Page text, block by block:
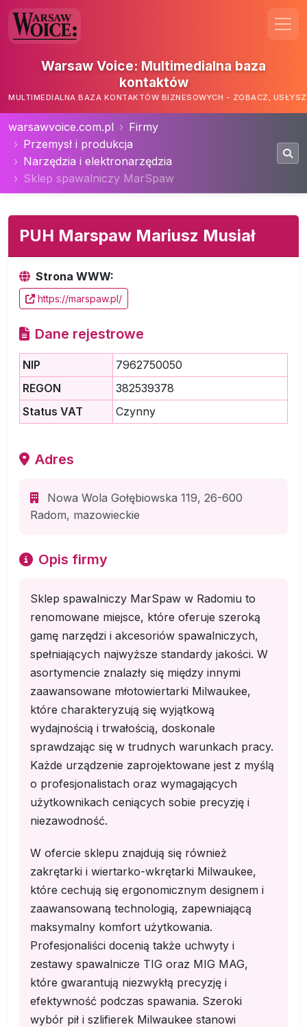
Warsaw Voice: Multimedialna baza
kontaktów
MULTIMEDIALNA BAZA KONTAKTÓW BIZNESOWYCH - ZOBACZ,
warsawvoice.com.pl
Firmy
Przemysł i produkcja
Narzędzia i elektronarzędzia
Sklep spawalniczy MarSpaw
PUH Marspaw Mariusz Musiał
Strona WWW:
https://marspaw.pl/
Dane rejestrowe
NIP
7962750050
REGON
382539378
Status VAT
Czynny
Adres
Nowa Wola Gołębiowska 119, 26-600
Radom, mazowieckie
Opis firmy
Sklep spawalniczy MarSpaw w Radomiu to
renomowane miejsce, które oferuje szeroką
gamę narzędzi i akcesoriów spawalniczych,
spełniających najwyższe standardy jakości. W
asortymencie znalazły się między innymi
zaawansowane młotowiertarki Milwaukee,
które charakteryzują się wyjątkową
wydajnością i trwałością, doskonale
sprawdzając się w trudnych warunkach pracy.
Każde urządzenie zaprojektowane jest z myślą
o profesjonalistach oraz wymagających
użytkownikach ceniących sobie precyzję i
niezawodność.
W ofercie sklepu znajdują się również
zakrętarki i wiertarko-wkrętarki Milwaukee,
które cechują się ergonomicznym designem i
zaawansowaną technologią, zapewniającą
maksymalny komfort użytkowania.
Profesjonaliści docenią także uchwyty i
zestawy spawalnicze TIG oraz MIG MAG,
które gwarantują niezwykłą precyzję i
efektywność podczas spawania. Szeroki
wybór pił i szlifierek Milwaukee stanowi